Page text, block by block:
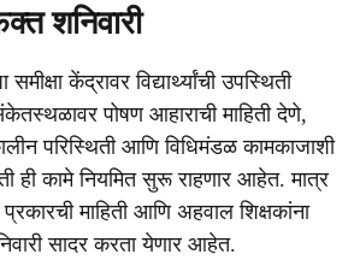
शनिवारी
समीक्षा केंद्रावर विद्यार्थ्यांची उपस्थिती
पोषण आहाराची माहिती देणे,
परिस्थिती आणि विधिमंडळ कामकाजाशी
ही कामे नियमित सुरू राहणार आहेत. मात्र
प्रकारची माहिती आणि अहवाल शिक्षकांना
सादर करता येणार आहेत.